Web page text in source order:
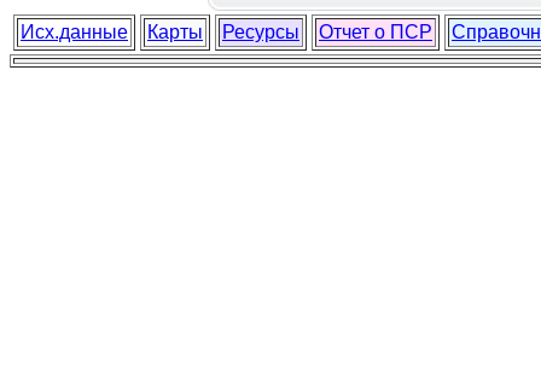
Исх.данные Карты Ресурсы Отчет о ПСР